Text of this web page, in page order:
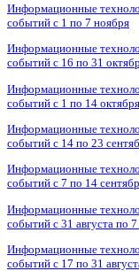
Информационные
событий с 1 по 7 ноября
Информационные
событий с 16 по 31
Информационные
событий с 1 по 14 октября
Информационные
событий с 14 по 23
Информационные
событий с 7 по 14
Информационные
событий с 31 августа по
Информационные
событий с 17 по 31